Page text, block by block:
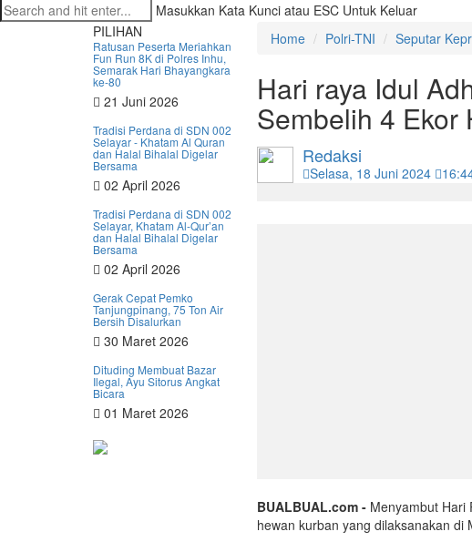
Masukkan Kata Kunci atau ESC Untuk Keluar
PILIHAN
Ratusan Peserta Meriahkan
Fun Run 8K di Polres Inhu,
Semarak Hari Bhayangkara
ke-80
21 Juni 2026
Tradisi Perdana di SDN 002
Selayar - Khatam Al Quran
dan Halal Bihalal Digelar
Bersama
02 April 2026
Tradisi Perdana di SDN 002
Selayar, Khatam Al-Qur’an
dan Halal Bihalal Digelar
Bersama
02 April 2026
Gerak Cepat Pemko
Tanjungpinang, 75 Ton Air
Bersih Disalurkan
30 Maret 2026
Dituding Membuat Bazar
Ilegal, Ayu Sitorus Angkat
Bicara
01 Maret 2026
Home Polri-TNI Seputar
Hari raya Idul
Sembelih 4 Ekor
Redaksi
Selasa, 18 Juni 2024
BUALBUAL.com - Menyambut Hari
hewan kurban yang dilaksanakan di